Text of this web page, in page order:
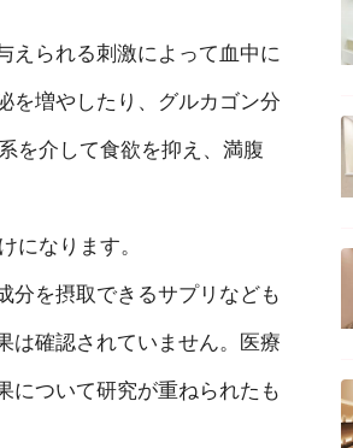
えられる刺激によって血中に
を増やしたり、グルカゴン分
を介して食欲を抑え、満腹
になります。
分を摂取できるサプリなども
は確認されていません。医療
について研究が重ねられたも